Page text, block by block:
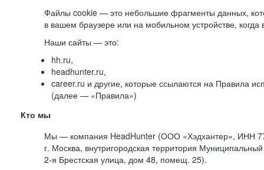
Файлы cookie — это небольшие фрагменты данных,
в вашем браузере или на мобильном устройстве,
Наши сайты — это:
hh.ru,
headhunter.ru,
career.ru и другие, которые ссылаются на Правила
(далее — «Правила»)
Кто мы
Мы — компания HeadHunter (ООО «Хэдхантер», ИНН
г. Москва, внутригородская территория Муниципальный
2-я Брестская улица, дом 48, помещ. 25).